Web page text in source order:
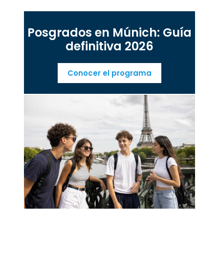
Posgrados en Múnich: Guía
definitiva 2026
Conocer el programa